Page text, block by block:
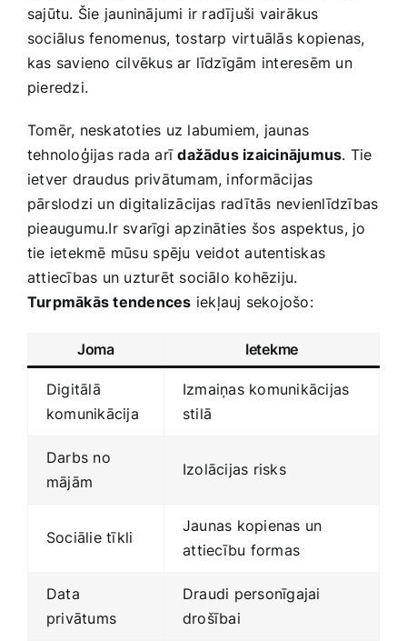
sajūtu. Šie jauninājumi ir radījuši vairākus
sociālus fenomenus, tostarp virtuālās ⁤kopienas,
kas savieno cilvēkus ar līdzīgām interesēm un
pieredzi.
Tomēr, neskatoties uz labumiem, jaunas
tehnoloģijas rada arī‌dažādus izaicinājumus. Tie
ietver draudus privātumam, informācijas ​
pārslodzi un digitalizācijas radītās​ nevienlīdzības
pieaugumu.Ir svarīgi apzināties šos aspektus, jo
tie ietekmē mūsu ⁣spēju veidot autentiskas
attiecības un uzturēt sociālo‍ kohēziju.
Turpmākās tendences iekļauj sekojošo:
Joma Ietekme
Digitālā
komunikācija
Izmaiņas komunikācijas⁤
stilā
Darbs no
mājām
Izolācijas risks
Sociālie ​tīkli
Jaunas kopienas un
⁢attiecību formas
Data​
privātums
Draudi personīgajai
drošībai